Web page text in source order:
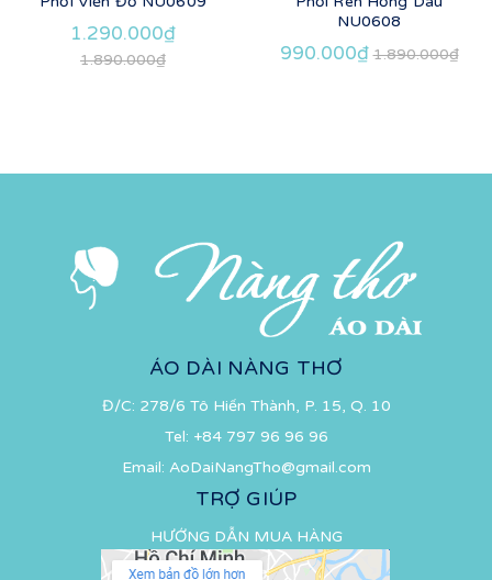
1.290.000₫
1.890.000₫
NU0608
990.000₫ 1.890.000₫
ÁO DÀI NÀNG THƠ
Đ/C: 278/6 Tô Hiến Thành, P. 15, Q. 10
Tel: +84 797 96 96 96
Email: AoDaiNangTho@gmail.com
TRỢ GIÚP
HƯỚNG DẪN MUA HÀNG